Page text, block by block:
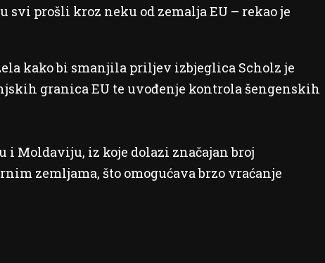
prošli kroz neku od zemalja EU – rekao je
kako bi smanjila priljev izbjeglica Scholz je
granica EU te uvođenje kontrola šengenskih
i Moldaviju, iz koje dolazi značajan broj
zemljama, što omogućava brzo vraćanje